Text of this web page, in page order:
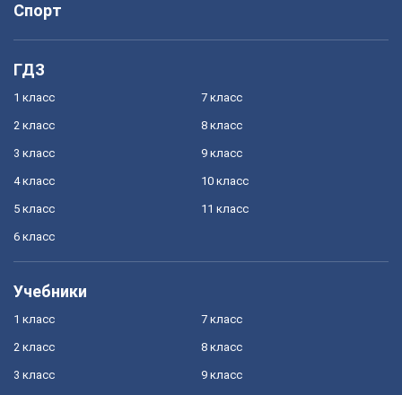
Спорт
ГДЗ
1 класс
2 класс
3 класс
4 класс
5 класс
6 класс
7 класс
8 класс
9 класс
10 класс
11 класс
Учебники
1 класс
2 класс
3 класс
7 класс
8 класс
9 класс